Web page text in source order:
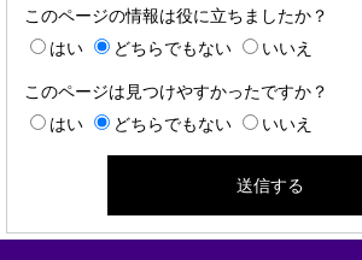
このページの情報は役に立ちましたか？
はい
どちらでもない いいえ
このページは見つけやすかったですか？
はい
どちらでもない いいえ